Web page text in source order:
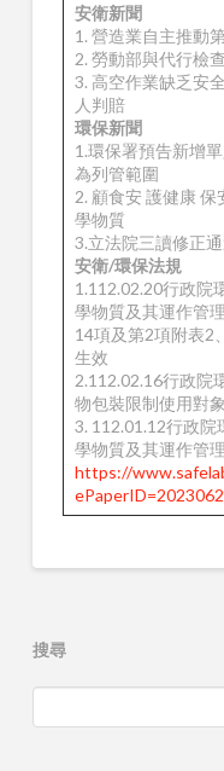
安衛新聞
1. 營造業自主推動
2. 勞動部與代行檢
3. 高空作業缺乏安
人判賠
環保新聞
1.環保署預告新增
為列管範圍
2. 顧食安 護健康
學物質
3.立法院三讀修正
安衛/環保法規
1.112.02.20行政院
學物質及其運作管
14項及第2項附表2
生效
2.112.02.16行政院
物包裝限制使用對
3. 112.01.12行政
學物質及其運作管
https://
搜尋